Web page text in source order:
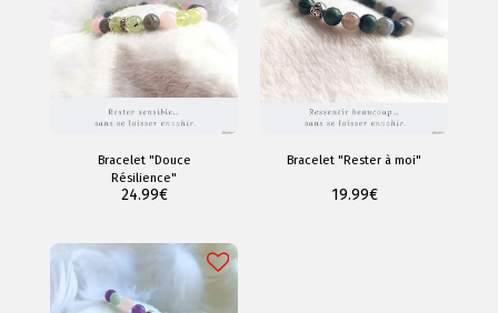
Bracelet "Douce
Résilience"
24.99€
Bracelet "Rester à moi"
19.99€